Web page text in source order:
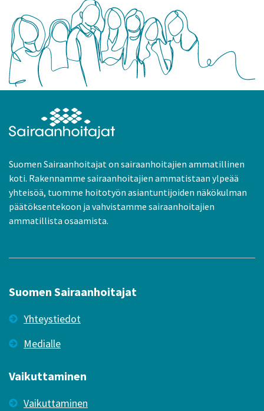
Suomen Sairaanhoitajat on sairaanhoitajien ammatillinen
koti. Rakennamme sairaanhoitajien ammatistaan ylpeää
yhteisöä, tuomme hoitotyön asiantuntijoiden näkökulman
päätöksentekoon ja vahvistamme sairaanhoitajien
ammatillista osaamista.
Suomen Sairaanhoitajat
Yhteystiedot
Medialle
Vaikuttaminen
Vaikuttaminen